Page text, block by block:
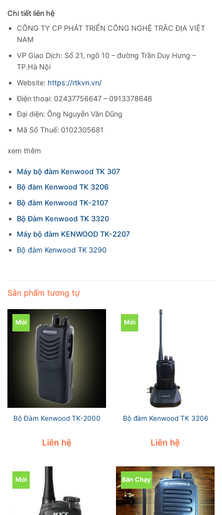
Chi tiết liên hệ
CÔNG TY CP PHÁT TRIỂN CÔNG NGHỆ TRẮC ĐỊA VIỆT
NAM
VP Giao Dịch: Số 21, ngõ 10 – đường Trần Duy Hưng –
TP.Hà Nội
Website: https://rtkvn.vn/
Điện thoại: 02437756647 – 0913378648
Đại diện: Ông Nguyễn Văn Dũng
Mã Số Thuế: 0102305681
xem thêm
Máy bộ đàm Kenwood TK 307
Bộ đàm Kenwood TK 3206
Bộ đàm Kenwood TK-2107
Bộ Đàm Kenwood TK 3320
Máy bộ đàm KENWOOD TK-2207
Bộ đàm Kenwood TK 3290
Sản phẩm tương tự
Mới
Bộ Đàm Kenwood TK-2000
Liên hệ
Mới
Bộ đàm Kenwood TK 3206
Liên hệ
Mới Bán Chạy